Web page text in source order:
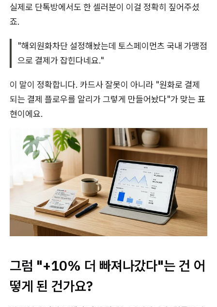
실제로 단톡방에서도 한 셀러분이 이걸 정확히 짚어주셨
죠.
"해외원화차단 설정해놨는데 토스페이먼츠 국내 가맹점
으로 결제가 잡힌다네요."
이 말이 정확합니다. 카드사 잘못이 아니라 "원화로 결제
되는 결제 플로우를 알리가 그렇게 만들어놨다"가 맞는 표
현이에요.
그럼 "+10% 더 빠져나갔다"는 건 어
떻게 된 건가요?